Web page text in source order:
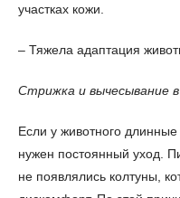
участках кожи.
– Тяжела адаптация
Стрижка и вычесывание
Если у животного
нужен постоянный уход.
не появлялись колтуны,